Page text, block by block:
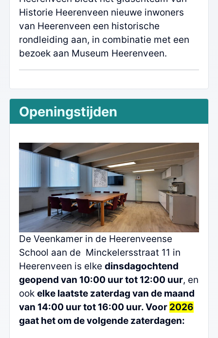
Historie Heerenveen nieuwe inwoners
van Heerenveen een historische
rondleiding aan, in combinatie met een
bezoek aan Museum Heerenveen.
Openingstijden
De Veenkamer in de Heerenveense
School aan de Minckelersstraat 11 in
Heerenveen is elke dinsdagochtend
geopend van 10:00 uur tot 12:00 uur, en
ook elke laatste zaterdag van de maand
van 14:00 uur tot 16:00 uur. Voor 2026
gaat het om de volgende zaterdagen: